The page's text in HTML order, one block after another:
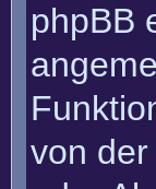
phpBB
von